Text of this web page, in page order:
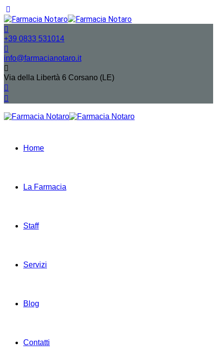
+39 0833 531014
info@farmacianotaro.it
Via della Libertà 6 Corsano (LE)
Home
La Farmacia
Staff
Servizi
Blog
Contatti